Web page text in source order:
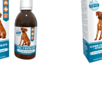
hvězdiček.